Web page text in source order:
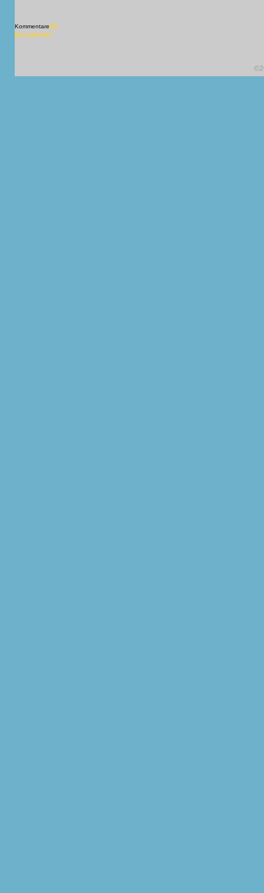
Kommentare[X]
[X] schließen